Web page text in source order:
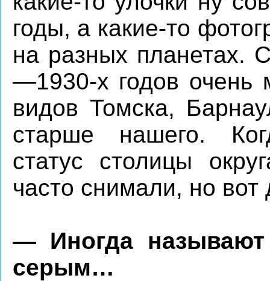
годы, а какие-то
на разных планетах.
—1930-х годов
видов Томска,
старше нашего.
статус столицы
часто снимали, но вот
— Иногда
серым…